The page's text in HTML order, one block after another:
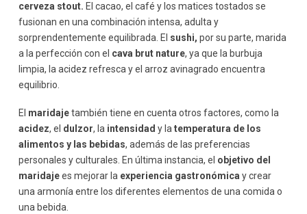
cerveza stout. El cacao, el café y los matices tostados se
fusionan en una combinación intensa, adulta y
sorprendentemente equilibrada. El sushi, por su parte, marida
a la perfección con el cava brut nature, ya que la burbuja
limpia, la acidez refresca y el arroz avinagrado encuentra
equilibrio.
El maridajetambién tiene en cuenta otros factores, como la
acidez, el dulzor, la intensidad y latemperatura de los
alimentos y las bebidas, además de las preferencias
personales y culturales. En última instancia, el objetivo del
maridajees mejorar la experiencia gastronómica y crear
una armonía entre los diferentes elementos de una comida o
una bebida.